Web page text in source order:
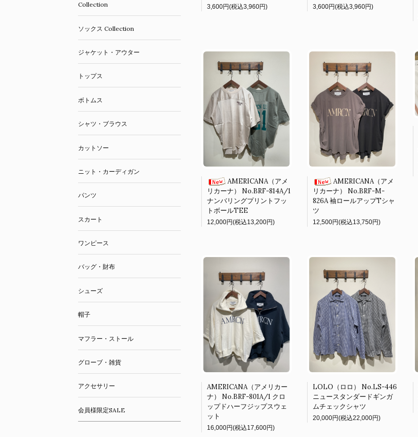
3,600円(税込3,960円) 3,600円(税込3,960円)
AMERICANA（アメ
リカーナ） No.BRF-814A/1
ナンバリングプリントフッ
トボールTEE
12,000円(税込13,200円)
AMERICANA（アメ
リカーナ） No.BRF-M-
826A 袖ロールアップTシャ
ツ
12,500円(税込13,750円)
AMERICANA（アメリカー
ナ） No.BRF-801A/1 クロ
ップドハーフジップスウェ
ット
16,000円(税込17,600円)
LOLO（ロロ） No.LS-446
ニュースタンダードギンガ
ムチェックシャツ
20,000円(税込22,000円)
Collection
ソックス Collection
ジャケット・アウター
トップス
ボトムス
シャツ・ブラウス
カットソー
ニット・カーディガン
パンツ
スカート
ワンピース
バッグ・財布
シューズ
帽子
マフラー・ストール
グローブ・雑貨
アクセサリー
会員様限定SALE